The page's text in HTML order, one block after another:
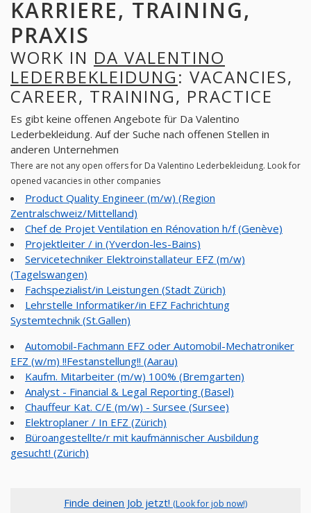
KARRIERE, TRAINING,
PRAXIS
WORK IN DA VALENTINO
LEDERBEKLEIDUNG: VACANCIES,
CAREER, TRAINING, PRACTICE
Es gibt keine offenen Angebote für Da Valentino
Lederbekleidung. Auf der Suche nach offenen Stellen in
anderen Unternehmen
There are not any open offers for Da Valentino Lederbekleidung. Look for
opened vacancies in other companies
Product Quality Engineer (m/w) (Region
Zentralschweiz/Mittelland)
Chef de Projet Ventilation en Rénovation h/f (Genève)
Projektleiter / in (Yverdon-les-Bains)
Servicetechniker Elektroinstallateur EFZ (m/w)
(Tagelswangen)
Fachspezialist/in Leistungen (Stadt Zürich)
Lehrstelle Informatiker/in EFZ Fachrichtung
Systemtechnik (St.Gallen)
Automobil-Fachmann EFZ oder Automobil-Mechatroniker
EFZ (w/m) !!Festanstellung!! (Aarau)
Kaufm. Mitarbeiter (m/w) 100% (Bremgarten)
Analyst - Financial & Legal Reporting (Basel)
Chauffeur Kat. C/E (m/w) - Sursee (Sursee)
Elektroplaner / In EFZ (Zürich)
Büroangestellte/r mit kaufmännischer Ausbildung
gesucht! (Zürich)
Finde deinen Job jetzt! (Look for job now!)